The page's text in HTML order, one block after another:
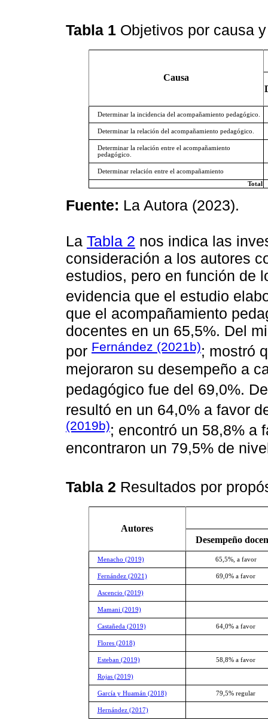
Tabla 1 Objetivos por causa
Causa
Determinar la incidencia del acompañamiento pedagógico.
Determinar la relación del acompañamiento pedagógico.
Determinar la relación entre el acompañamiento
pedagógico.
Determinar relación entre el acompañamiento
Total
Fuente: La Autora (2023).
La Tabla 2 nos indica las
consideración a los autores
estudios, pero en función de
evidencia que el estudio
que el acompañamiento
docentes en un 65,5%. Del
por Fernández (2021b); mostró
mejoraron su desempeño a
pedagógico fue del 69,0%.
resultó en un 64,0% a favor
(2019b); encontró un 58,8% a
encontraron un 79,5% de
Tabla 2 Resultados por
Autores
Desempeño
Menacho (2019) 65,5%, a favor
Fernández (2021) 69,0% a favor
Ascencio (2019)
Mamani (2019)
Castañeda (2019) 64,0% a favor
Flores (2018)
Esteban (2019) 58,8% a favor
Rojas (2019)
García y Huamán (2018) 79,5% regular
Hernández (2017)